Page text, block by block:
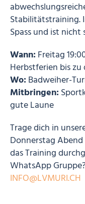
Stabilitätstraining.
Spass und ist
Wann: Freitag
Herbstferien bis
Wo: Badweiher-
Mitbringen:
gute Laune
Trage dich in
Donnerstag
das Training
WhatsApp
INFO@LVMURI.CH